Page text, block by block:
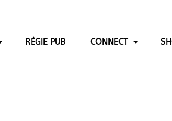
RÉGIE PUB CONNECT